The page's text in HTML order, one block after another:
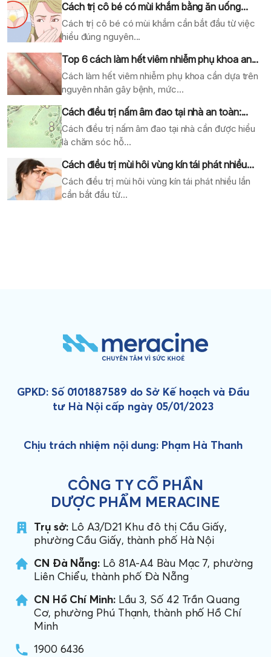
Cách trị cô bé có mùi khắm bằng ăn uống...
Cách trị cô bé có mùi khắm cần bắt đầu từ việc
hiểu đúng nguyên...
Top 6 cách làm hết viêm nhiễm phụ khoa an...
Cách làm hết viêm nhiễm phụ khoa cần dựa trên
nguyên nhân gây bệnh, mức...
Cách điều trị nấm âm đao tại nhà an toàn:...
Cách điều trị nấm âm đao tại nhà cần được hiểu
là chăm sóc hỗ...
Cách điều trị mùi hôi vùng kín tái phát nhiều...
Cách điều trị mùi hôi vùng kín tái phát nhiều lần
cần bắt đầu từ...
GPKD: Số 0101887589 do Sở Kế hoạch và Đầu
tư Hà Nội cấp ngày 05/01/2023
Chịu trách nhiệm nội dung: Phạm Hà Thanh
CÔNG TY CỔ PHẦN
DƯỢC PHẨM MERACINE
Trụ sở: Lô A3/D21 Khu đô thị Cầu Giấy,
phường Cầu Giấy, thành phố Hà Nội
CN Đà Nẵng: Lô 81A-A4 Bàu Mạc 7, phường
Liên Chiểu, thành phố Đà Nẵng
CN Hồ Chí Minh:Lầu 3, Số 42 Trần Quang
Cơ, phường Phú Thạnh, thành phố Hồ Chí
Minh
1900 6436